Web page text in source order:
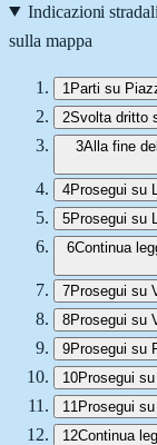
Indicazioni
sulla mappa
1 Parti su
2Svolta dritto
3Alla fine
4Prosegui su
5Prosegui su
6Continua
7Prosegui su
8Prosegui su
9Prosegui su
10Prosegui
11 Prosegui
12Continua